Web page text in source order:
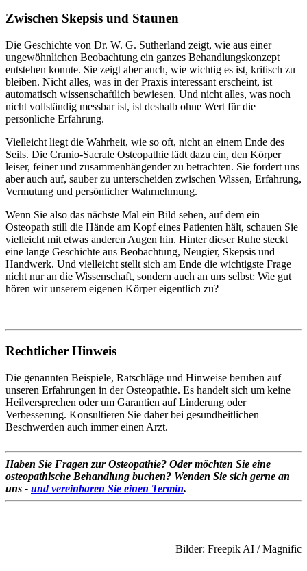
Zwischen Skepsis und Staunen
Die Geschichte von Dr. W. G. Sutherland zeigt, wie aus einer
ungewöhnlichen Beobachtung ein ganzes Behandlungskonzept
entstehen konnte. Sie zeigt aber auch, wie wichtig es ist, kritisch zu
bleiben. Nicht alles, was in der Praxis interessant erscheint, ist
automatisch wissenschaftlich bewiesen. Und nicht alles, was noch
nicht vollständig messbar ist, ist deshalb ohne Wert für die
persönliche Erfahrung.
Vielleicht liegt die Wahrheit, wie so oft, nicht an einem Ende des
Seils. Die Cranio-Sacrale Osteopathie lädt dazu ein, den Körper
leiser, feiner und zusammenhängender zu betrachten. Sie fordert uns
aber auch auf, sauber zu unterscheiden zwischen Wissen, Erfahrung,
Vermutung und persönlicher Wahrnehmung.
Wenn Sie also das nächste Mal ein Bild sehen, auf dem ein
Osteopath still die Hände am Kopf eines Patienten hält, schauen Sie
vielleicht mit etwas anderen Augen hin. Hinter dieser Ruhe steckt
eine lange Geschichte aus Beobachtung, Neugier, Skepsis und
Handwerk. Und vielleicht stellt sich am Ende die wichtigste Frage
nicht nur an die Wissenschaft, sondern auch an uns selbst: Wie gut
hören wir unserem eigenen Körper eigentlich zu?
Rechtlicher Hinweis
Die genannten Beispiele, Ratschläge und Hinweise beruhen auf
unseren Erfahrungen in der Osteopathie. Es handelt sich um keine
Heilversprechen oder um Garantien auf Linderung oder
Verbesserung. Konsultieren Sie daher bei gesundheitlichen
Beschwerden auch immer einen Arzt.
Haben Sie Fragen zur Osteopathie? Oder möchten Sie eine
osteopathische Behandlung buchen? Wenden Sie sich gerne an
uns - und vereinbaren Sie einen Termin.
Bilder: Freepik AI / Magnific